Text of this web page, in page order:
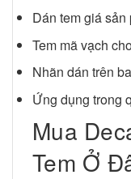
Dán tem giá
Tem mã vạch
Nhãn dán trên
Ứng dụng trong
Mua
Tem Ở